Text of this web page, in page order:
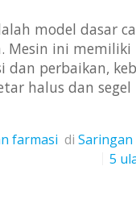
model dasar
Mesin ini
dan perbaikan,
halus dan
farmasi di
5